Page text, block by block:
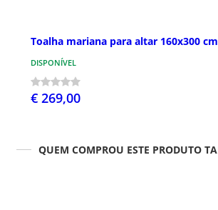
Toalha mariana para altar 160x300 cm
DISPONÍVEL
€ 269,00
QUEM COMPROU ESTE PRODUTO